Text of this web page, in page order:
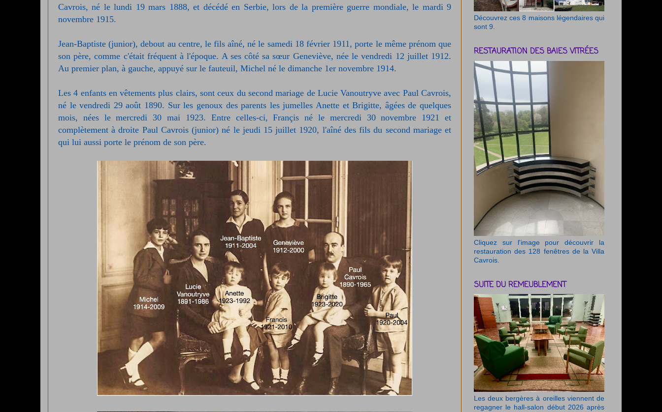
Cavrois, né le lundi 19 mars 1888, et décédé en Serbie, lors de la première guerre mondiale, le mardi 9
novembre 1915.
Jean-Baptiste (junior), debout au centre, le fils aîné, né le samedi 18 février 1911, porte le même prénom que
son père, comme c'était fréquent à l'époque. A ses côté sa sœur Geneviève, née le vendredi 12 juillet 1912.
Au premier plan, à gauche, appuyé sur le fauteuil, Michel né le dimanche 1er novembre 1914.
Les 4 enfants en vêtements plus clairs, sont ceux du second mariage de Lucie Vanoutryve avec Paul Cavrois,
né le vendredi 29 août 1890. Sur les genoux des parents les jumelles Anette et Brigitte, âgées de quelques
mois, nées le mercredi 30 mai 1923. Entre celles-ci, Françis né le mercredi 30 novembre 1921 et
complètement à droite Paul Cavrois (junior) né le jeudi 15 juillet 1920, l'aîné des fils du second mariage et
qui lui aussi porte le prénom de son père.
Découvrez ces 8 maisons légendaires qui
sont 9.
RESTAURATION DES BAIES VITRÉES
Cliquez sur l'image pour découvrir la
restauration des 128 fenêtres de la Villa
Cavrois.
SUITE DU REMEUBLEMENT
Les deux bergères à oreilles viennent de
regagner le hall-salon début 2026 après